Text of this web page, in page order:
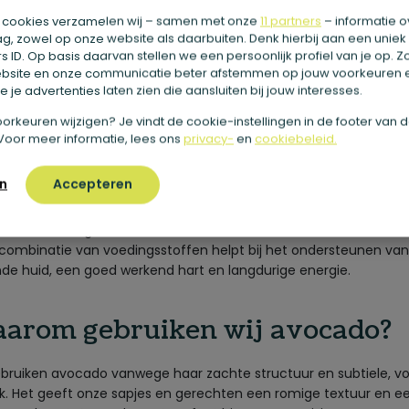
verzamelen wij – samen met onze 11 partners – informatie
zowel op onze website als daarbuiten. Denk hierbij aan een uniek
ID. Op basis daarvan stellen we een persoonlijk profiel van je op.
en onze communicatie beter afstemmen op jouw voorkeuren
je advertenties laten zien die aansluiten bij jouw interesses.
wijzigen? Je vindt de cookie-instellingen in de footer van
meer informatie, lees ons privacy- en cookiebeleid.
Accepteren
is een romige, zachte vrucht die bekendstaat om haar
smaak en rijke voedingswaarde. Oorspronkelijk komt de
uit Midden- en Zuid-Amerika, waar ze al eeuwenlang wordt
vanwege haar voedzame eigenschappen.
avocado
groeit aan de avocado boom en is eigenlijk een vrucht,
Het vruchtvlees is romig en vol van smaak en zit boordevol
van voedingsstoffen helpt bij het ondersteunen
huid, een goed werkend hart en langdurige energie.
gebruiken wij avocado?
avocado vanwege haar zachte structuur en subtiele,
Het geeft onze sapjes en gerechten een romige textuur en